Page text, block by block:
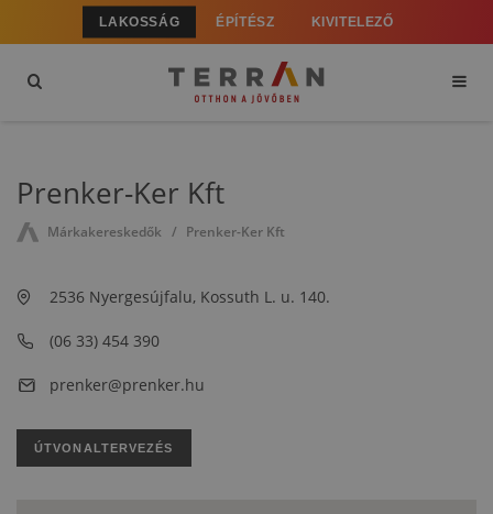
LAKOSSÁG ÉPÍTÉSZ KIVITELEZŐ
Prenker-Ker Kft
Márkakereskedők Prenker-Ker Kft
2536 Nyergesújfalu, Kossuth L. u. 140.
(06 33) 454 390
prenker@prenker.hu
ÚTVONALTERVEZÉS